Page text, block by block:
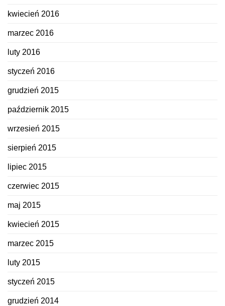
kwiecień 2016
marzec 2016
luty 2016
styczeń 2016
grudzień 2015
październik 2015
wrzesień 2015
sierpień 2015
lipiec 2015
czerwiec 2015
maj 2015
kwiecień 2015
marzec 2015
luty 2015
styczeń 2015
grudzień 2014